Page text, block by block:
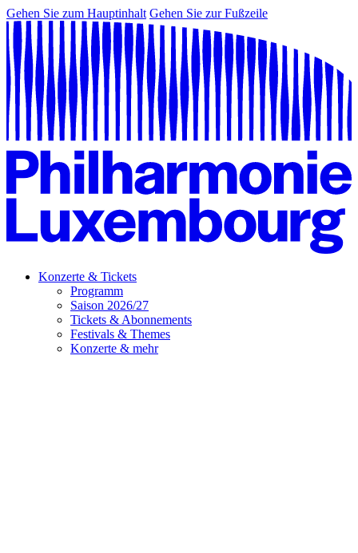
Gehen Sie zum Hauptinhalt Gehen Sie zur Fußzeile
Konzerte & Tickets
Programm
Saison 2026/27
Tickets & Abonnements
Festivals & Themes
Konzerte & mehr